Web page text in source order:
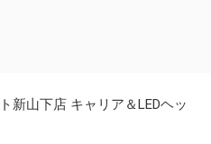
新山下店 キャリア＆LEDヘッ